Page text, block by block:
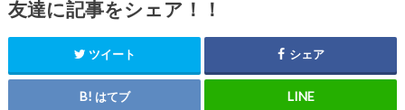
友達に記事をシェア！！
ツイート シェア
はてブ